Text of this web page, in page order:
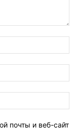
почты и веб-сайт